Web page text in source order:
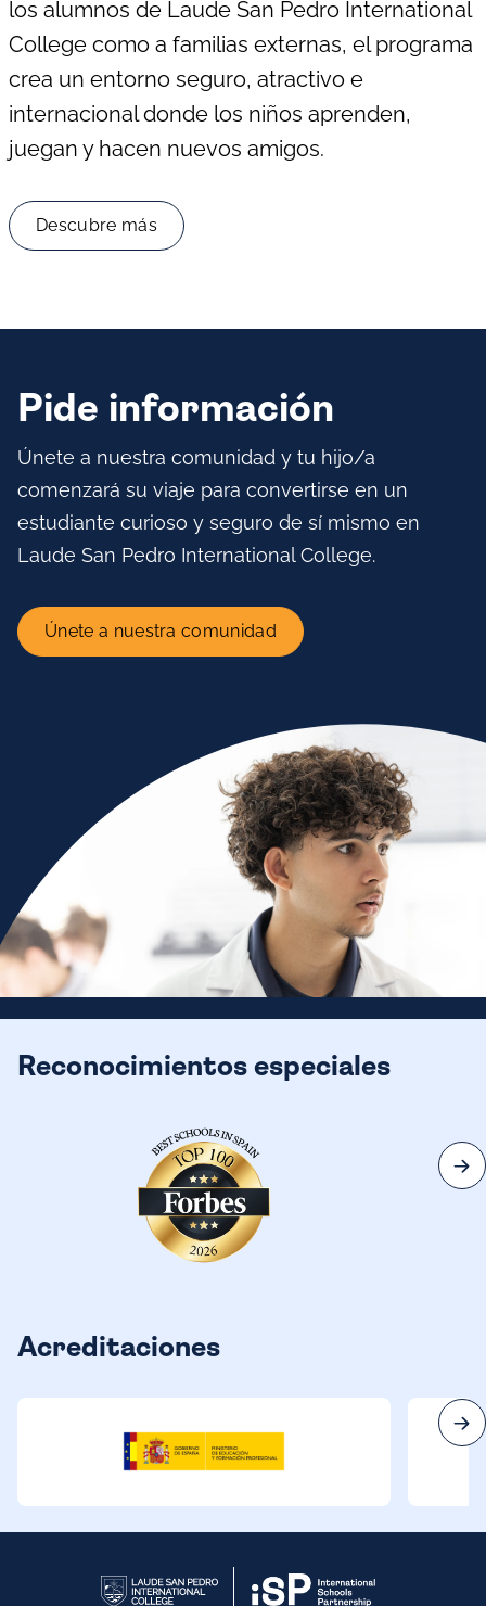
los alumnos de Laude San Pedro International
College como a familias externas, el programa
crea un entorno seguro, atractivo e
internacional donde los niños aprenden,
juegan y hacen nuevos amigos.
Descubre más
Pide información
Únete a nuestra comunidad y tu hijo/a
comenzará su viaje para convertirse en un
estudiante curioso y seguro de sí mismo en
Laude San Pedro International College.
Únete a nuestra comunidad
Reconocimientos especiales
Acreditaciones